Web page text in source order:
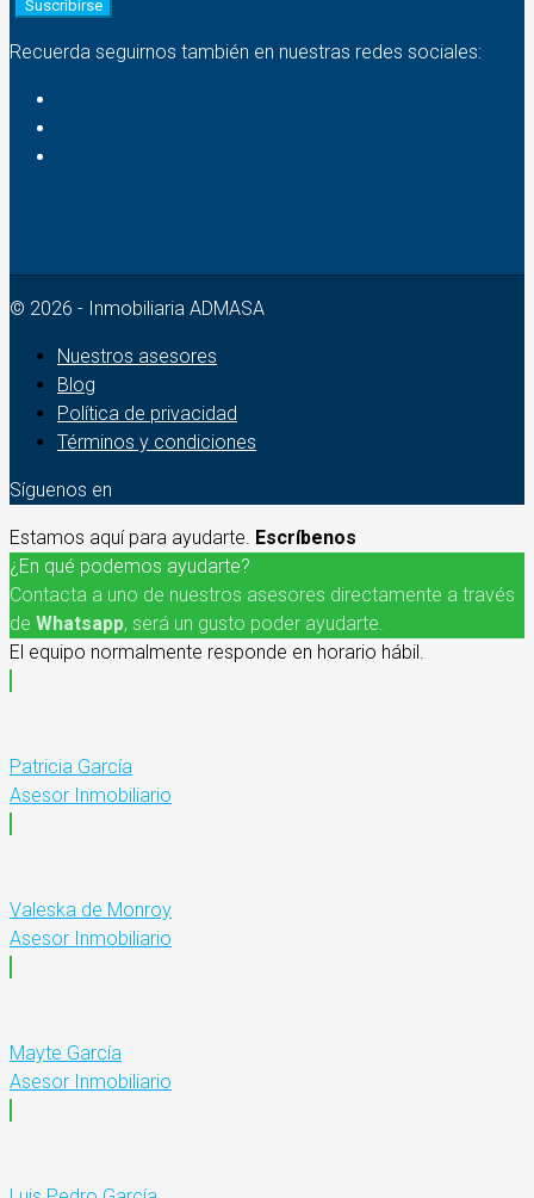
Suscribirse
Recuerda seguirnos también en nuestras redes sociales:
© 2026 - Inmobiliaria ADMASA
Nuestros asesores
Blog
Política de privacidad
Términos y condiciones
Síguenos en
Estamos aquí para ayudarte. Escríbenos
¿En qué podemos ayudarte?
Contacta a uno de nuestros asesores directamente a través
de Whatsapp, será un gusto poder ayudarte.
El equipo normalmente responde en horario hábil.
Patricia García
Asesor Inmobiliario
Valeska de Monroy
Asesor Inmobiliario
Mayte García
Asesor Inmobiliario